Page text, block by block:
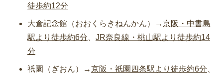
徒歩約12分
大倉記念館（おおくらきねんかん）→京阪・中書島
駅より徒歩約6分
JR奈良線・桃山駅より徒歩約14
分
祇園（ぎおん）→京阪・祇園四条駅より徒歩約6分